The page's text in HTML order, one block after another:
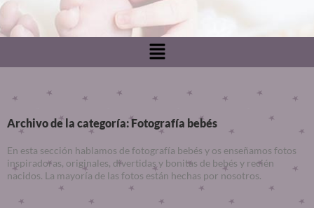
Archivo de la categoría: Fotografía bebés
En esta sección hablamos de fotografía bebés y os enseñamos fotos
inspiradoras, originales, divertidas y bonitas de bebés y recién
nacidos. La mayoría de las fotos están hechas por nosotros.